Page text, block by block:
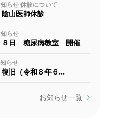
らせ 休診について
山医師休診
らせ
８日 糖尿病教室 開催
らせ
旧（令和８年６…
お知らせ一覧